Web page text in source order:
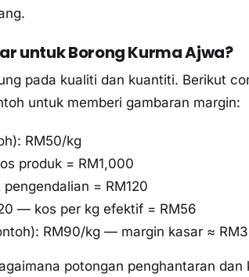
untuk Borong Kurma Ajwa?
pada kualiti dan kuantiti. Berikut
untuk memberi gambaran margin:
RM50/kg
produk = RM1,000
= RM120
— kos per kg efektif = RM56
RM90/kg — margin kasar ≈
potongan penghantaran